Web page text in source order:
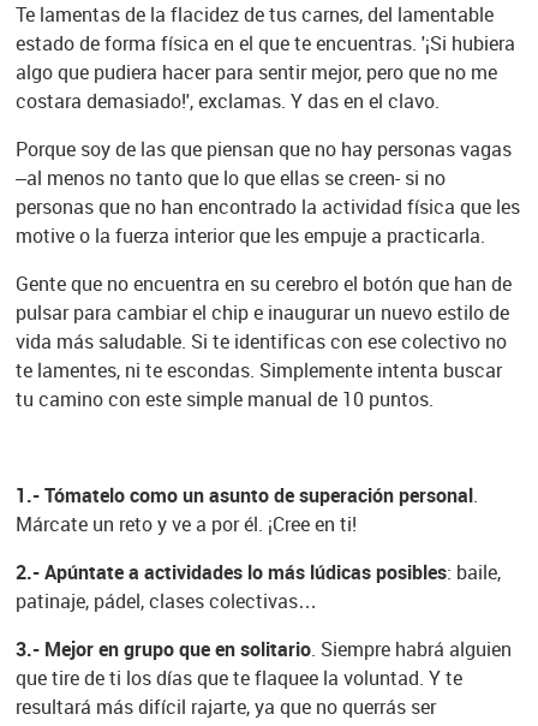
Te lamentas de la flacidez de tus carnes, del lamentable
estado de forma física en el que te encuentras. '¡Si hubiera
algo que pudiera hacer para sentir mejor, pero que no me
costara demasiado!', exclamas. Y das en el clavo.
Porque soy de las que piensan que no hay personas vagas
–al menos no tanto que lo que ellas se creen- si no
personas que no han encontrado la actividad física que les
motive o la fuerza interior que les empuje a practicarla.
Gente que no encuentra en su cerebro el botón que han de
pulsar para cambiar el chip e inaugurar un nuevo estilo de
vida más saludable. Si te identificas con ese colectivo no
te lamentes, ni te escondas. Simplemente intenta buscar
tu camino con este simple manual de 10 puntos.
1.- Tómatelo como un asunto de superación personal.
Márcate un reto y ve a por él. ¡Cree en ti!
2.- Apúntate a actividades lo más lúdicas posibles: baile,
patinaje, pádel, clases colectivas…
3.- Mejor en grupo que en solitario. Siempre habrá alguien
que tire de ti los días que te flaquee la voluntad. Y te
resultará más difícil rajarte, ya que no querrás ser